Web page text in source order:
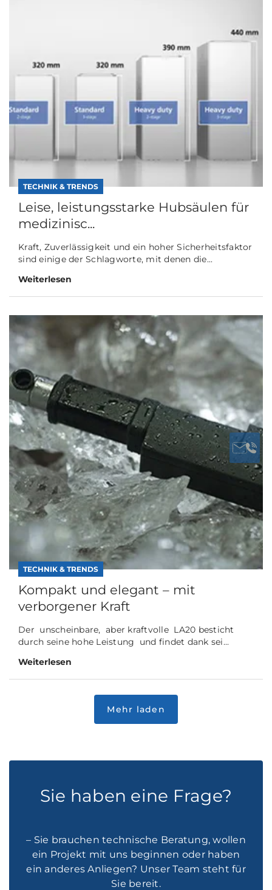
TECHNIK & TRENDS
Leise, leistungsstarke Hubsäulen für
medizinisc...
Kraft, Zuverlässigkeit und ein hoher Sicherheitsfaktor
sind einige der Schlagworte, mit denen die...
Weiterlesen
TECHNIK & TRENDS
Kompakt und elegant – mit
verborgener Kraft
Der unscheinbare, aber kraftvolle LA20 besticht
durch seine hohe Leistung und findet dank sei...
Weiterlesen
Sie haben eine Frage?
– Sie brauchen technische Beratung, wollen
ein Projekt mit uns beginnen oder haben
ein anderes Anliegen? Unser Team steht für
Sie bereit.